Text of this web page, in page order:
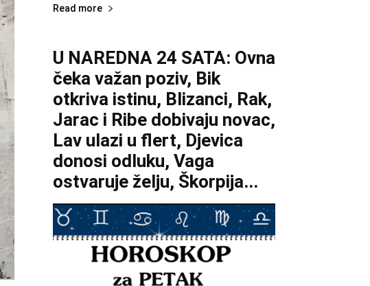
Read more
U NAREDNA 24 SATA: Ovna
čeka važan poziv, Bik
otkriva istinu, Blizanci, Rak,
Jarac i Ribe dobivaju novac,
Lav ulazi u flert, Djevica
donosi odluku, Vaga
ostvaruje želju, Škorpija...